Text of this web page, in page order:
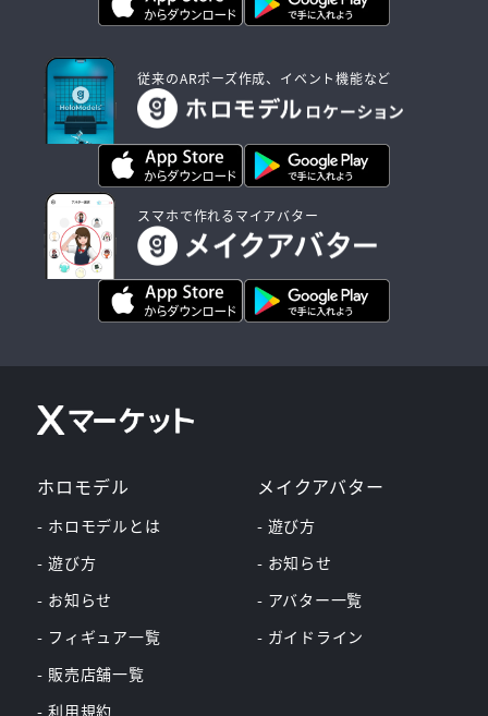
従来のARポーズ作成、イベント機能など
スマホで作れるマイアバター
ホロモデル
- ホロモデルとは
- 遊び方
- お知らせ
- フィギュア一覧
- 販売店舗一覧
- 利用規約
メイクアバター
- 遊び方
- お知らせ
- アバター一覧
- ガイドライン